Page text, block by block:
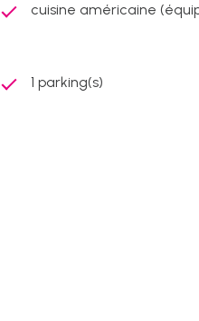
cuisine américaine
1 parking(s)